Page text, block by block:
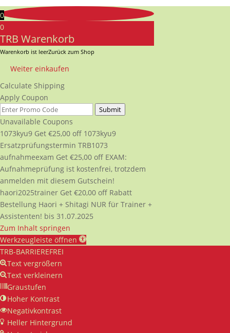
0
0
TRB Warenkorb
Warenkorb ist leerZurück zum Shop
Weiter einkaufen
Calculate Shipping
Apply Coupon
Submit
Unavailable Coupons
1073kyu9 Get €25,00 off 1073kyu9
Ersatzprüfungstermin TRB1073
aufnahmeexam Get €25,00 off EXAM:
Aufnahmeprüfung ist kostenfrei, trotzdem
anmelden mit diesem Gutschein!
haori2025trainer Get €20,00 off Rabatt
Bestellung Haori + Shitagi NUR für Trainer +
Assistenten! bis 31.07.2025
Zum Inhalt springen
Werkzeugleiste öffnen
TRB-BARRIEREFREI
Text vergrößern
Text verkleinern
Graustufen
Hoher Kontrast
Negativkontrast
Heller Hintergrund